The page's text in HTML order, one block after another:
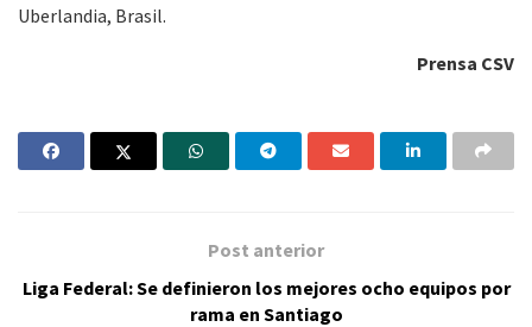
Uberlandia, Brasil.
Prensa CSV
Post anterior
Liga Federal: Se definieron los mejores ocho equipos por
rama en Santiago